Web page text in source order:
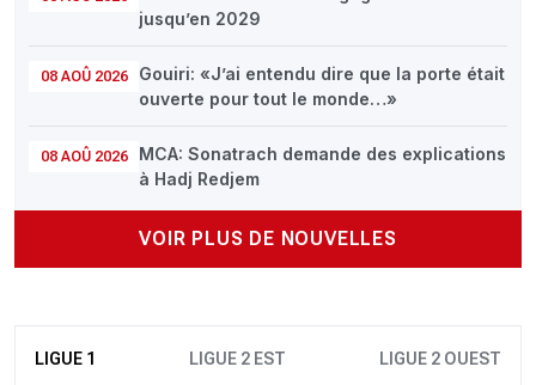
jusqu’en 2029
08 AOÛ 2026
Gouiri: «J’ai entendu dire que la porte était
ouverte pour tout le monde…»
08 AOÛ 2026
MCA: Sonatrach demande des explications
à Hadj Redjem
VOIR PLUS DE NOUVELLES
LIGUE 1 LIGUE 2 EST LIGUE 2 OUEST